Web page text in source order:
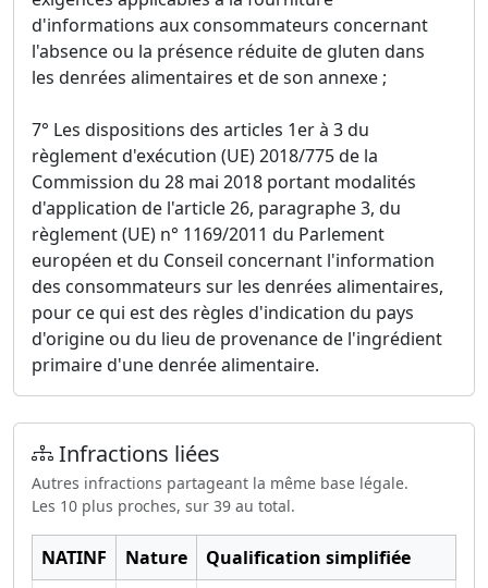
d'informations aux consommateurs concernant
l'absence ou la présence réduite de gluten dans
les denrées alimentaires et de son annexe ;
7° Les dispositions des articles 1er à 3 du
règlement d'exécution (UE) 2018/775 de la
Commission du 28 mai 2018 portant modalités
d'application de l'article 26, paragraphe 3, du
règlement (UE) n° 1169/2011 du Parlement
européen et du Conseil concernant l'information
des consommateurs sur les denrées alimentaires,
pour ce qui est des règles d'indication du pays
d'origine ou du lieu de provenance de l'ingrédient
primaire d'une denrée alimentaire.
Infractions liées
Autres infractions partageant la même base légale.
Les 10 plus proches, sur 39 au total.
NATINF Nature
Qualification simplifiée